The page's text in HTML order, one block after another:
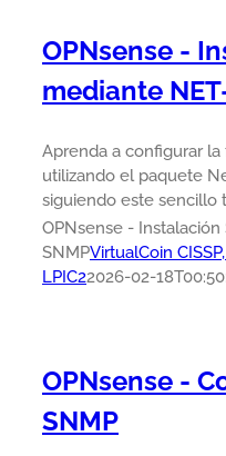
OPNsense -
mediante
Aprenda a configurar
utilizando el paquete
siguiendo este sencillo
OPNsense -
SNMPVirtualCoin
LPIC22026-02-
OPNsense -
SNMP